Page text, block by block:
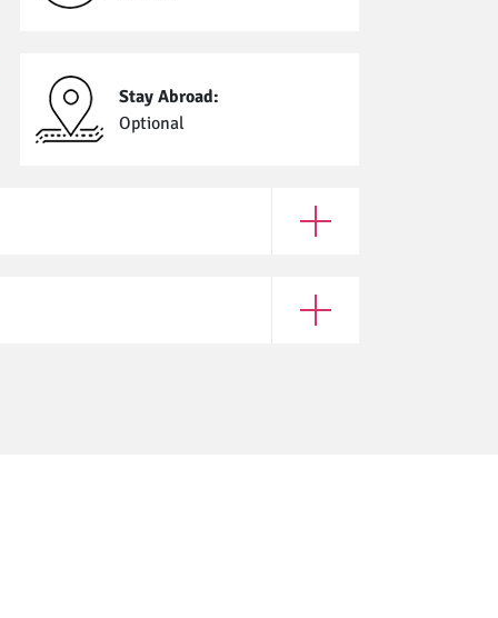
Stay Abroad:
Optional
Open Enrollment
Open Application